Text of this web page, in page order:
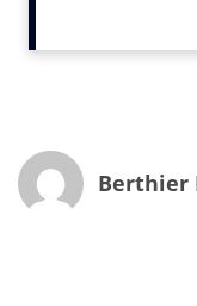
avec une grande
croissance d’une
La rapidité et la
Berthier